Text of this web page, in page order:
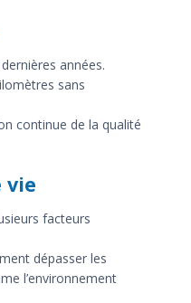
années.
sans
continue de la qualité
vie
facteurs
dépasser les
l’environnement